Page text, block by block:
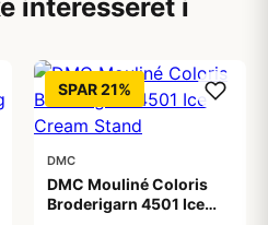
interesseret i
SPAR 21%
DMC
DMC Mouliné Coloris
Broderigarn 4501 Ice